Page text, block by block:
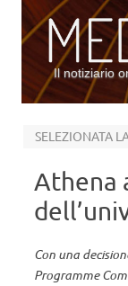
Il notiziario
SELEZIONATA
Athena
Con una
Programme